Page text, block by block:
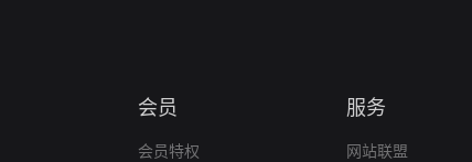
会员
会员特权
服务
网站联盟